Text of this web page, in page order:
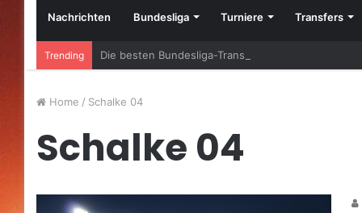
Nachrichten Bundesliga Turniere Transfers
Trending Die besten Bundesliga-Transfers im Jahr 2023
Home / Schalke 04
Schalke 04